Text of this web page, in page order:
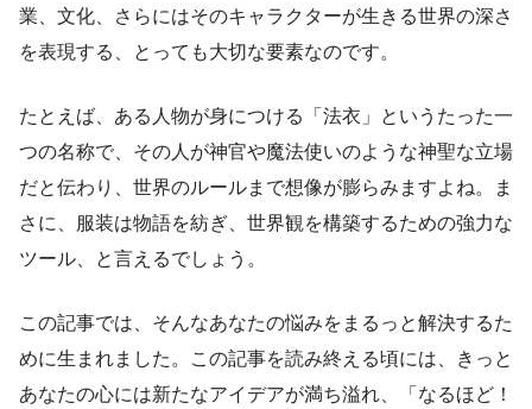
業、文化、さらにはそのキャラクターが生きる世界の深さ
を表現する、とっても大切な要素なのです。
たとえば、ある人物が身につける「法衣」というたった一
つの名称で、その人が神官や魔法使いのような神聖な立場
だと伝わり、世界のルールまで想像が膨らみますよね。ま
さに、服装は物語を紡ぎ、世界観を構築するための強力な
ツール、と言えるでしょう。
この記事では、そんなあなたの悩みをまるっと解決するた
めに生まれました。この記事を読み終える頃には、きっと
あなたの心には新たなアイデアが満ち溢れ、「なるほど！